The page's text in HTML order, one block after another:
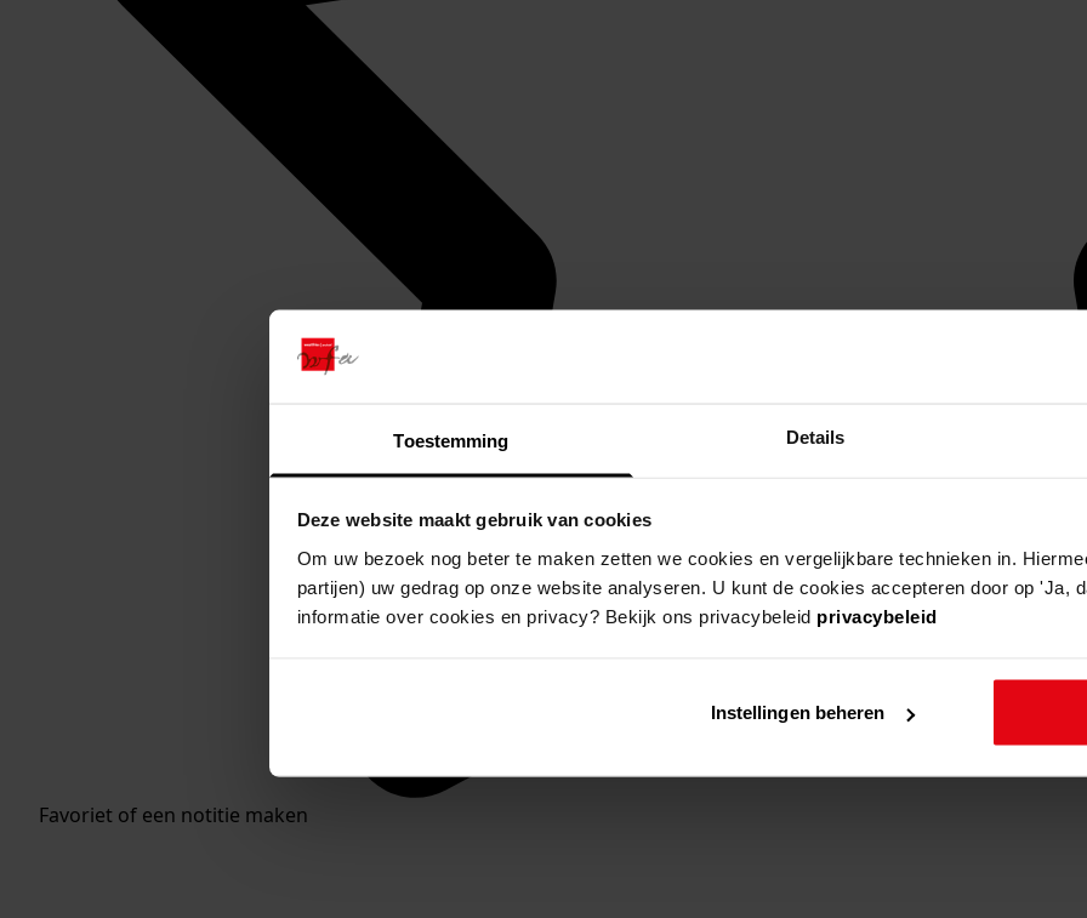
Toestemming Details
Deze website maakt gebruik van cookies
Om uw bezoek nog beter te maken zetten we cookies en vergelijkbare technieken in.
partijen) uw gedrag op onze website analyseren. U kunt de cookies accepteren door op 'Ja,
informatie over cookies en privacy? Bekijk ons privacybeleid privacybeleid
Instellingen beheren
Favoriet of een notitie maken